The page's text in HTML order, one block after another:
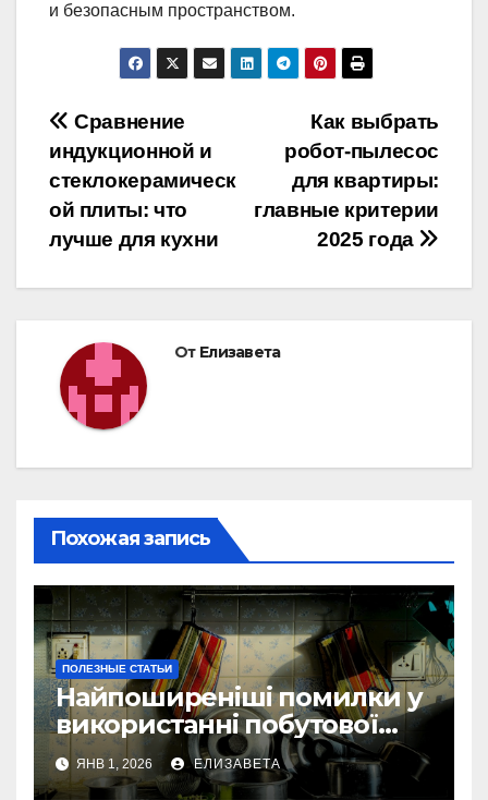
и безопасным пространством.
Навигация
по
записям
Как выбрать
робот-пылесос
для квартиры:
главные критерии
2025 года
Сравнение
индукционной и
стеклокерамическ
ой плиты: что
лучше для кухни
От Елизавета
Похожая запись
ПОЛЕЗНЫЕ СТАТЬИ
Найпоширеніші помилки у
використанні побутової
техніки — та як їх уникнути
ЯНВ 1, 2026 ЕЛИЗАВЕТА